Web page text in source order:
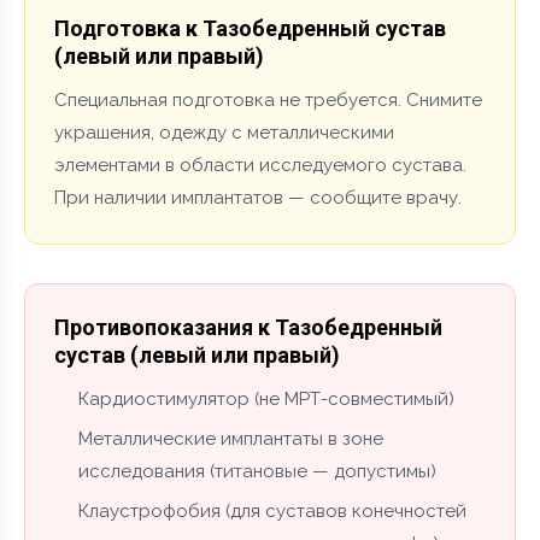
Подготовка к Тазобедренный сустав
(левый или правый)
Специальная подготовка не требуется. Снимите
украшения, одежду с металлическими
элементами в области исследуемого сустава.
При наличии имплантатов — сообщите врачу.
Противопоказания к Тазобедренный
сустав (левый или правый)
Кардиостимулятор (не МРТ-совместимый)
Металлические имплантаты в зоне
исследования (титановые — допустимы)
Клаустрофобия (для суставов конечностей